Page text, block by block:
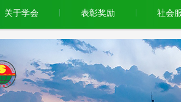
关于学会 表彰奖励 社会